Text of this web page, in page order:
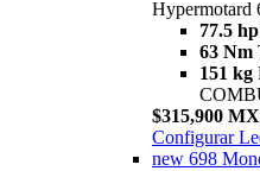
Hypermotard
77.5 hp
63 Nm
151 kg
$315,900
Configurar
new 698